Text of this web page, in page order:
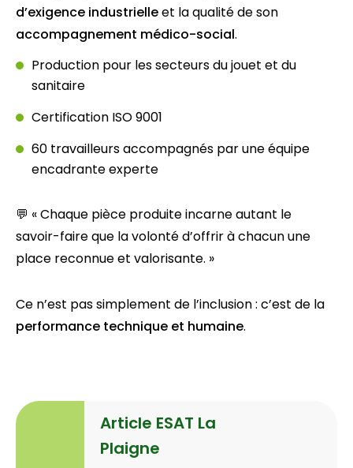
d’exigence industrielleet la qualité de son
accompagnement médico-social.
Production pour les secteurs du jouet et du
sanitaire
Certification ISO 9001
60 travailleurs accompagnés par une équipe
encadrante experte
💬 « Chaque pièce produite incarne autant le
savoir-faire que la volonté d’offrir à chacun une
place reconnue et valorisante. »
Ce n’est pas simplement de l’inclusion : c’est de la
performance technique et humaine.
Article ESAT La
Plaigne